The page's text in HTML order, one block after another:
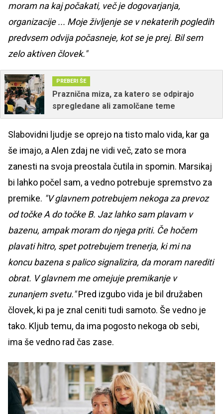
moram na kaj počakati, več je dogovarjanja,
organizacije ... Moje življenje se v nekaterih pogledih
predvsem odvija počasneje, kot se je prej. Bil sem
zelo aktiven človek."
PREBERI ŠE
Praznična miza, za katero se odpirajo
spregledane ali zamolčane teme
Slabovidni ljudje se oprejo na tisto malo vida, kar ga
še imajo, a Alen zdaj ne vidi več, zato se mora
zanesti na svoja preostala čutila in spomin. Marsikaj
bi lahko počel sam, a vedno potrebuje spremstvo za
premike. "V glavnem potrebujem nekoga za prevoz
od točke A do točke B. Jaz lahko sam plavam v
bazenu, ampak moram do njega priti. Če hočem
plavati hitro, spet potrebujem trenerja, ki mi na
koncu bazena s palico signalizira, da moram narediti
obrat. V glavnem me omejuje premikanje v
zunanjem svetu."Pred izgubo vida je bil družaben
človek, ki pa je znal ceniti tudi samoto. Še vedno je
tako. Kljub temu, da ima pogosto nekoga ob sebi,
ima še vedno rad čas zase.